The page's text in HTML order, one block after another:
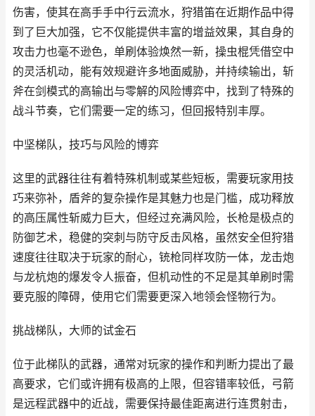
伤害，使其在高手手中行云流水，狩猎笛在近期作品中得
到了巨大加强，它不仅能提供丰富的增益效果，其自身的
攻击力也毫不逊色，单刷体验焕然一新，操虫棍凭借空中
的灵活机动，能有效规避许多地面威胁，并持续输出，斩
斧在剑模式的高输出与零解的风险博弈中，找到了特殊的
战斗节奏，它们需要一定的练习，但回报特别丰厚。
中坚梯队，技巧与风险的博弈
这里的武器往往有着特殊机制或某些短板，需要玩家用技
巧来弥补，盾斧的复杂操作是其魅力也是门槛，成功释放
的高压属性斩威力巨大，但经过充满风险，长枪是极点的
防御艺术，稳健的突刺与防守反击风格，虽然安全但狩猎
速度往往取决于玩家的耐心，铳枪同样攻防一体，龙击炮
与龙杭炮的爆发令人振奋，但机动性的不足是其单刷时需
要克服的障碍，使用它们需要更深入地领会怪物行为。
挑战梯队，大师的试金石
位于此梯队的武器，通常对玩家的操作和判断力提出了最
高要求，它们或许拥有极高的上限，但容错率较低，弓箭
是远程武器中的近战，需要保持最佳距离进行连贯射击，